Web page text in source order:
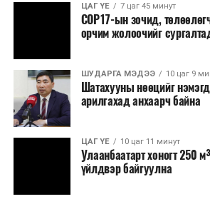
шийдвэртэйгээс бусад
тэмдэглэлт өдөр, найр
Урьдчилан төлөвлөсөн
тушаалтны
томилолт, гадаадын зочин
Зайлшгүй шаардлагагүй
тавилга, автомашин худалдан
Батлан хамгаалах, хууль
ЦАГ ҮЕ 7 цаг 45 минут
COP17-ын зочид,
орчим жолоочийг
ШУДАРГА МЭДЭЭ 10 цаг 9
Шатахууны нөөцийг
арилгахад анхаарч байна
ЦАГ ҮЕ 10 цаг 11 минут
Улаанбаатарт хоногт 250
үйлдвэр байгуулна